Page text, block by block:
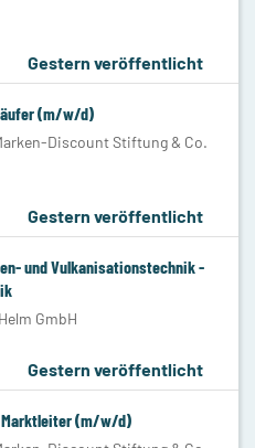
Gestern veröffentlicht
(m/w/d)
Discount Stiftung & Co.
Gestern veröffentlicht
und Vulkanisationstechnik -
GmbH
Gestern veröffentlicht
Marktleiter (m/w/d)